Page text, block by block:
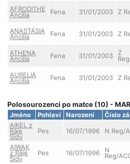
AFRODITHE
Ancilia Fena 31/01/2003 Z
ANASTÁSIA
Ancilia Fena 31/01/2003 Z
ATHENA
Ancilia Fena 31/01/2003 Z
AURELIA
Ancilia Fena 31/01/2003 Z
Polosourozenci po matce (10) -
Jméno Pohlaví Narození Číslo
AIKEL z
Ráje
Sidy
Pes 16/07/1996 N Reg/
AIWAK
z Ráje
Sidy
Pes 16/07/1996 N
Reg/